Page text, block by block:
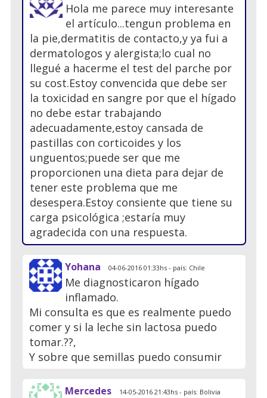
Hola me parece muy interesante
el artículo...tengun problema en
la pie,dermatitis de contacto,y ya fui a
dermatologos y alergista;lo cual no
llegué a hacerme el test del parche por
su cost.Estoy convencida que debe ser
la toxicidad en sangre por que el hígado
no debe estar trabajando
adecuadamente,estoy cansada de
pastillas con corticoides y los
unguentos;puede ser que me
proporcionen una dieta para dejar de
tener este problema que me
desespera.Estoy consiente que tiene su
carga psicológica ;estaría muy
agradecida con una respuesta.
Yohana 04-06-2016 01:33hs - país: Chile
Me diagnosticaron hígado
inflamado.
Mi consulta es que es realmente puedo
comer y si la leche sin lactosa puedo
tomar.??,
Y sobre que semillas puedo consumir
Mercedes 14-05-2016 21:43hs - país: Bolivia